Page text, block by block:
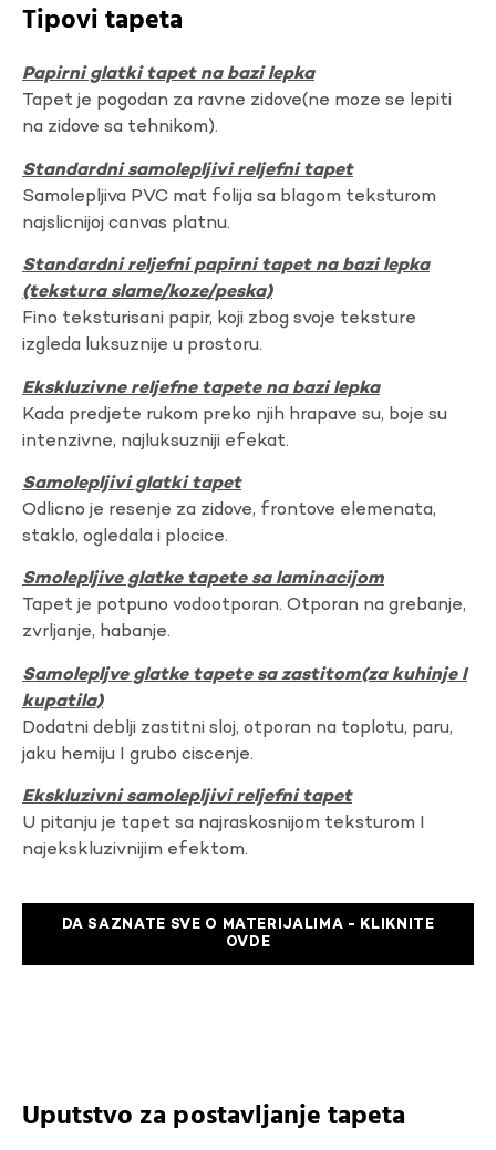
Tipovi tapeta
Papirni glatki tapet na bazi lepka
Tapet je pogodan za ravne zidove(ne moze se lepiti
na zidove sa tehnikom).
Standardni samolepljivi reljefni tapet
Samolepljiva PVC mat folija sa blagom teksturom
najslicnijoj canvas platnu.
Standardni reljefni papirni tapet na bazi lepka
(tekstura slame/koze/peska)
Fino teksturisani papir, koji zbog svoje teksture
izgleda luksuznije u prostoru.
Ekskluzivne reljefne tapete na bazi lepka
Kada predjete rukom preko njih hrapave su, boje su
intenzivne, najluksuzniji efekat.
Samolepljivi glatki tapet
Odlicno je resenje za zidove, frontove elemenata,
staklo, ogledala i plocice.
Smolepljive glatke tapete sa laminacijom
Tapet je potpuno vodootporan. Otporan na grebanje,
zvrljanje, habanje.
Samolepljve glatke tapete sa zastitom(za kuhinje I
kupatila)
Dodatni deblji zastitni sloj, otporan na toplotu, paru,
jaku hemiju I grubo ciscenje.
Ekskluzivni samolepljivi reljefni tapet
U pitanju je tapet sa najraskosnijom teksturom I
najekskluzivnijim efektom.
DA SAZNATE SVE O MATERIJALIMA - KLIKNITE
OVDE
Uputstvo za postavljanje tapeta